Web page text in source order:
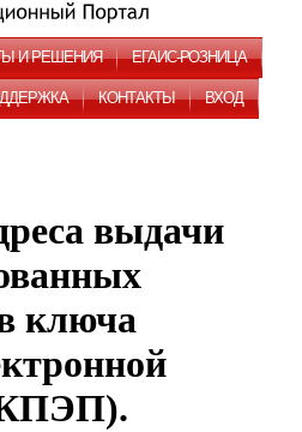
И РЕШЕНИЯ ЕГАИС-РОЗНИЦА
КОНТАКТЫ ВХОД
выдачи
ключа